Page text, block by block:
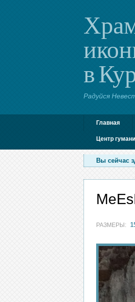
в
Радуйся
Главная
Центр
Вы сейчас
РАЗМЕРЫ: